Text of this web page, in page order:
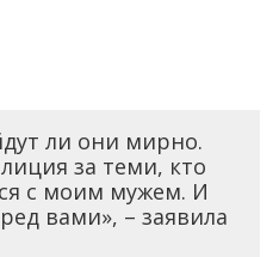
ли они мирно.
за теми, кто
с моим мужем. И
вами», – заявила